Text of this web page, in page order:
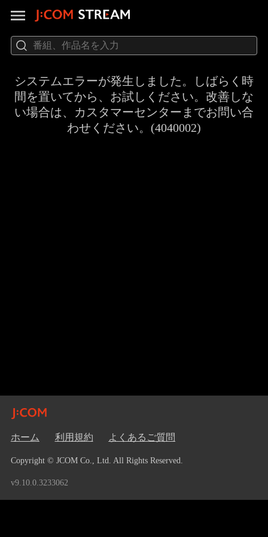
システムエラーが発生しました。しばらく時
間を置いてから、お試しください。改善しな
い場合は、カスタマーセンターまでお問い合
わせください。(4040002)
ホーム 利用規約 よくあるご質問
Copyright © JCOM Co., Ltd. All Rights Reserved.
v9.10.0.3233062